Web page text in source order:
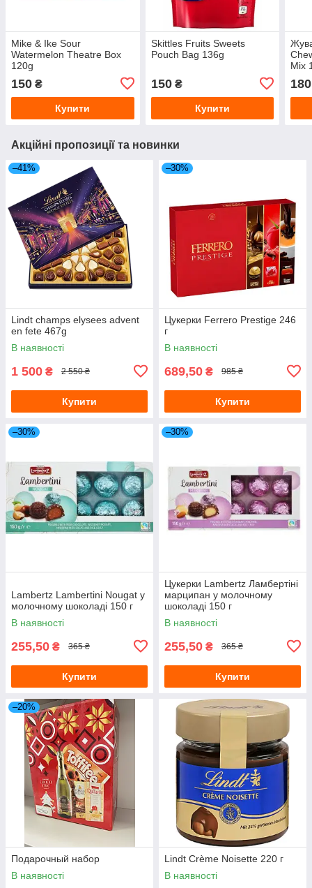
Mike & Ike Sour
Watermelon Theatre Box
120g
150 ₴
Купити
Skittles Fruits Sweets
Pouch Bag 136g
150₴
Купити
Mix
180
Акційні пропозиції та новинки
–41%
Lindt champs elysees advent
en fete 467g
В наявності
1 500 ₴ 2 550 ₴
Купити
–30%
Цукерки Ferrero Prestige 246
г
В наявності
689,50 ₴ 985 ₴
Купити
–30%
Lambertz Lambertini Nougat у
молочному шоколаді 150 г
В наявності
255,50 ₴ 365 ₴
Купити
–30%
Цукерки Lambertz Ламбертіні
марципан у молочному
шоколаді 150 г
В наявності
255,50 ₴ 365 ₴
Купити
–20%
Подарочный набор
В наявності
Lindt Crème Noisette 220 г
В наявності